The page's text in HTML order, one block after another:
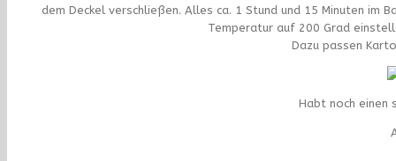
dem Deckel verschließen. Alles ca. 1 Stund und 15 Minuten im
Temperatur auf 200 Grad
Dazu passen
Habt noch einen